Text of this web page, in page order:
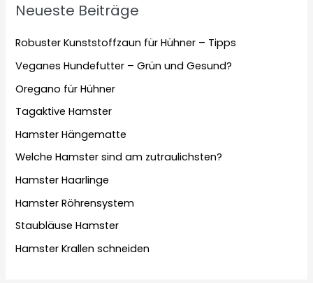
Neueste Beiträge
Robuster Kunststoffzaun für Hühner – Tipps
Veganes Hundefutter – Grün und Gesund?
Oregano für Hühner
Tagaktive Hamster
Hamster Hängematte
Welche Hamster sind am zutraulichsten?
Hamster Haarlinge
Hamster Röhrensystem
Staubläuse Hamster
Hamster Krallen schneiden